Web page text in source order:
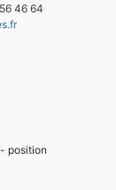
46 64
position